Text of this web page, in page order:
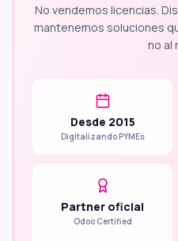
No vendemos licencias.
mantenemos soluciones
no al
Desde 2015
Digitalizando PYMEs
Partner oficial
Odoo Certified